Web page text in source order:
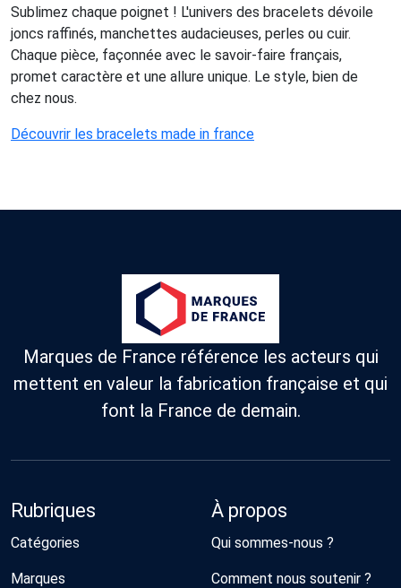
Sublimez chaque poignet ! L'univers des bracelets dévoile
joncs raffinés, manchettes audacieuses, perles ou cuir.
Chaque pièce, façonnée avec le savoir-faire français,
promet caractère et une allure unique. Le style, bien de
chez nous.
Découvrir les bracelets made in france
Marques de France référence les acteurs qui
mettent en valeur la fabrication française et qui
font la France de demain.
Rubriques
Catégories
Marques
À propos
Qui sommes-nous ?
Comment nous soutenir ?